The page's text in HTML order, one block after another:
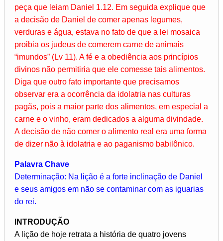
peça que leiam Daniel 1.12. Em seguida explique que
a decisão de Daniel de comer apenas legumes,
verduras e água, estava no fato de que a lei mosaica
proibia os judeus de comerem carne de animais
“imundos” (Lv 11). A fé e a obediência aos princípios
divinos não permitiria que ele comesse tais alimentos.
Diga que outro fato importante que precisamos
observar era a ocorrência da idolatria nas culturas
pagãs, pois a maior parte dos alimentos, em especial a
carne e o vinho, eram dedicados a alguma divindade.
A decisão de não comer o alimento real era uma forma
de dizer não à idolatria e ao paganismo babilônico.
Palavra Chave
Determinação: Na lição é a forte inclinação de Daniel
e seus amigos em não se contaminar com as iguarias
do rei.
INTRODUÇÃO
A lição de hoje retrata a história de quatro jovens